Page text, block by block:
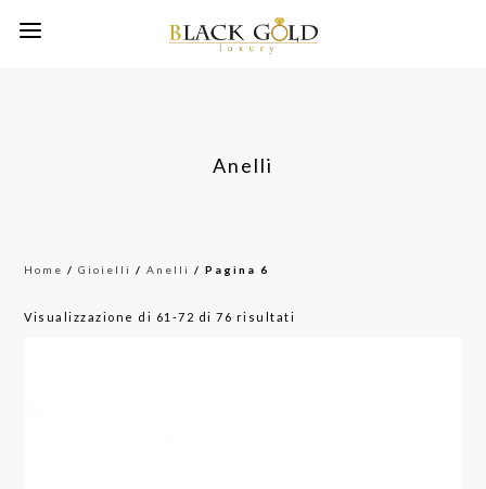
Anelli
Home /Gioielli /Anelli / Pagina 6
Visualizzazione di 61-72 di 76 risultati